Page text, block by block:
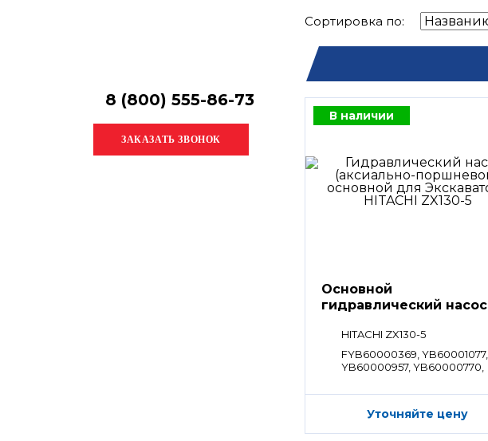
8 (800) 555-86-73
Сортировка по:
В наличии
Основной
гидравлический насос
HITACHI ZX130-5
FYB60000369, YB60001077,
YB60000957, YB60000770,
Уточняйте цену